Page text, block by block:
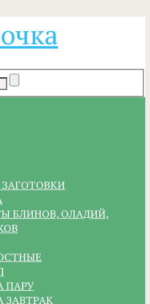
БЛИНОВ, ОЛАДИЙ,
ПАРУ
ЗАВТРАК